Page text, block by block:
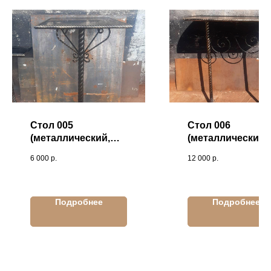
Стол 005
(металлический,
6 000 р.
Подробнее
Стол 006
(металлический,
12 000 р.
Подробнее